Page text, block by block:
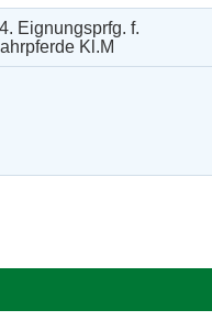
Eignungsprfg. f.
Kl.M